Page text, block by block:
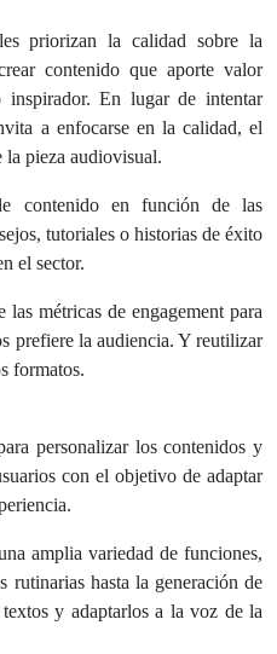
priorizan la calidad sobre la
contenido que aporte valor
inspirador. En lugar de intentar
a enfocarse en la calidad, el
pieza audiovisual.
contenido en función de las
tutoriales o historias de éxito
el sector.
las métricas de engagement para
prefiere la audiencia. Y reutilizar
formatos.
personalizar los contenidos y
con el objetivo de adaptar
amplia variedad de funciones,
rutinarias hasta la generación de
y adaptarlos a la voz de la